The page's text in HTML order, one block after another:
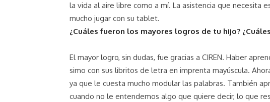
la vida al aire libre como a mí. La asistencia que necesita
mucho jugar con su tablet.
¿Cuáles fueron los mayores logros de tu hijo?
El mayor logro, sin dudas, fue gracias a CIREN. Haber
simo con sus libritos de letra en imprenta mayúscula.
ya que le cuesta mucho modular las palabras. También
cuando no le entendemos algo que quiere decir, lo que